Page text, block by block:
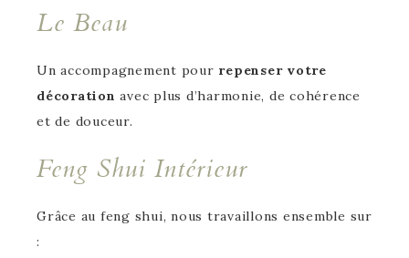
Le Beau
Un accompagnement pour repenser votre
décoration avec plus d’harmonie, de cohérence
et de douceur.
Feng Shui Intérieur
Grâce au feng shui, nous travaillons ensemble sur
: